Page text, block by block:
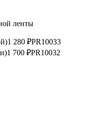
ленты
1 280 ₽PR10033
1 700 ₽PR10032